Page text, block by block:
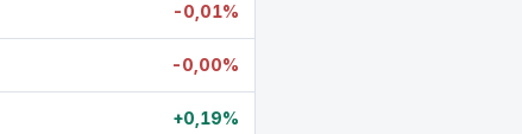
-0,01%
-0,00%
+0,19%